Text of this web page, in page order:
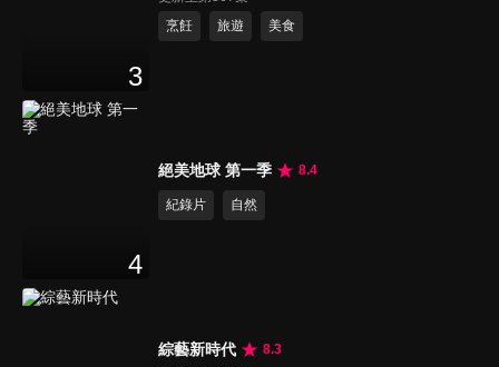
3
烹飪
旅遊 美食
4
絕美地球 第一季 8.4
紀錄片 自然
綜藝新時代
8.3